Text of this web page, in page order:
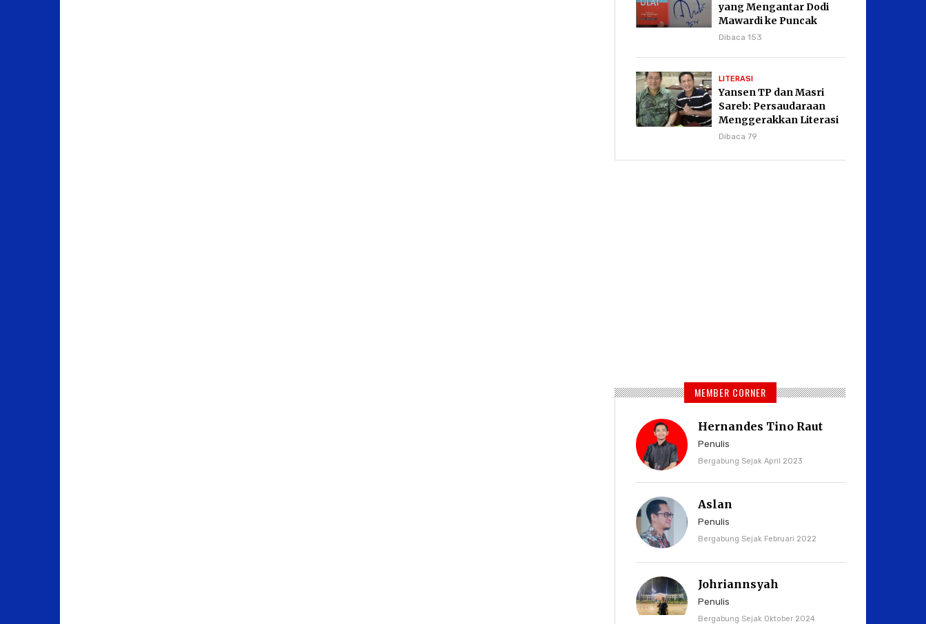
yang Mengantar Dodi
Mawardi ke Puncak
Karier Kepenulisan
Dibaca 153
LITERASI
Yansen TP dan Masri
Sareb: Persaudaraan
Menggerakkan Literasi
Borneo
Dibaca 79
MEMBER CORNER
Hernandes Tino Raut
Penulis
Bergabung Sejak April 2023
Aslan
Penulis
Bergabung Sejak Februari 2022
Johriannsyah
Penulis
Bergabung Sejak Oktober 2024